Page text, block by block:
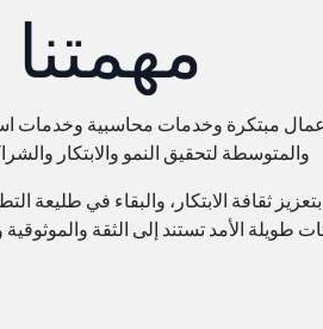
مهمتنا
مبتكرة وخدمات محاسبية وخدمات
والمتوسطة لتحقيق النمو والابتكار
ثقافة الابتكار، والبقاء في طليعة
طويلة الأمد تستند إلى الثقة والموثوقية